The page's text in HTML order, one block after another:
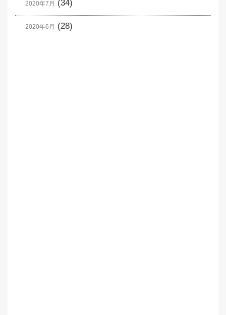
2020年7月 (34)
2020年6月 (28)